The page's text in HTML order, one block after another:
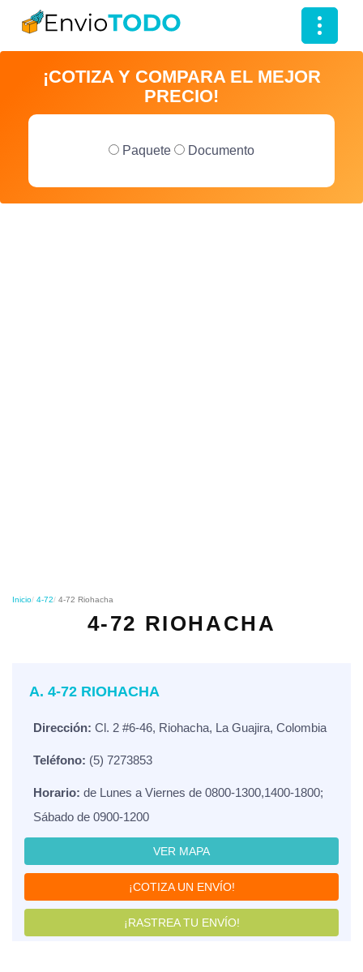
T
o
g
¡COTIZA Y COMPARA EL MEJOR
PRECIO!
Paquete Documento
Inicio 4-72 4-72 Riohacha
4-72 RIOHACHA
A. 4-72 RIOHACHA
Dirección: Cl. 2 #6-46, Riohacha, La Guajira, Colombia
Teléfono: (5) 7273853
Horario: de Lunes a Viernes de 0800-1300,1400-1800;
Sábado de 0900-1200
VER MAPA
¡COTIZA UN ENVÍO!
¡RASTREA TU ENVÍO!